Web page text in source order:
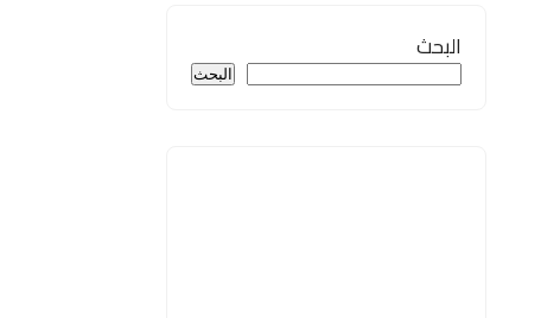
البحث
البحث